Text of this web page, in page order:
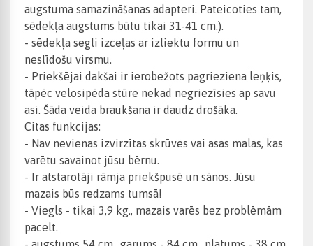
augstuma samazināšanas adapteri. Pateicoties tam,
sēdekļa augstums būtu tikai 31-41 cm.).
- sēdekļa segli izceļas ar izliektu formu un
neslīdošu virsmu.
- Priekšējai dakšai ir ierobežots pagrieziena leņķis,
tāpēc velosipēda stūre nekad negriezīsies ap savu
asi. Šāda veida braukšana ir daudz drošāka.
Citas funkcijas:
- Nav nevienas izvirzītas skrūves vai asas malas, kas
varētu savainot jūsu bērnu.
- Ir atstarotāji rāmja priekšpusē un sānos. Jūsu
mazais būs redzams tumsā!
- Viegls - tikai 3,9 kg., mazais varēs bez problēmām
pacelt.